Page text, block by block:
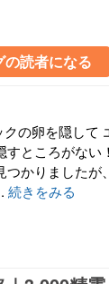
の読者になる
の卵を隠して
すところがない
つかりましたが
続きをみる